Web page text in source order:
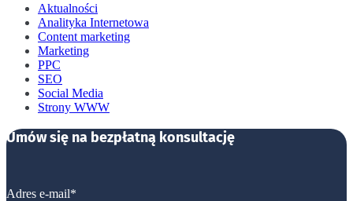
Aktualności
Analityka Internetowa
Content marketing
Marketing
PPC
SEO
Social Media
Strony WWW
Umów się na bezpłatną konsultację
Adres e-mail*